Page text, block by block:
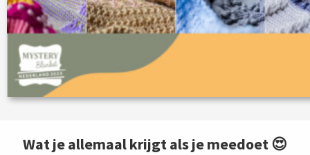
Wat je allemaal krijgt als je meedoet 😍